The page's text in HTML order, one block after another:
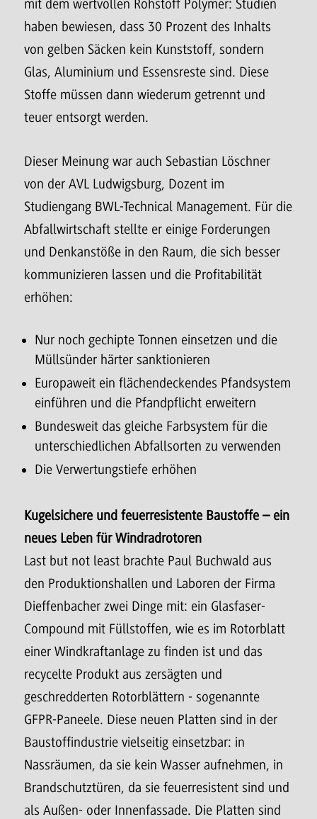
mit dem wertvollen Rohstoff Polymer: Studien
haben bewiesen, dass 30 Prozent des Inhalts
von gelben Säcken kein Kunststoff, sondern
Glas, Aluminium und Essensreste sind. Diese
Stoffe müssen dann wiederum getrennt und
teuer entsorgt werden.
Dieser Meinung war auch Sebastian Löschner
von der AVL Ludwigsburg, Dozent im
Studiengang BWL-Technical Management. Für die
Abfallwirtschaft stellte er einige Forderungen
und Denkanstöße in den Raum, die sich besser
kommunizieren lassen und die Profitabilität
erhöhen:
Nur noch gechipte Tonnen einsetzen und die
Müllsünder härter sanktionieren
Europaweit ein flächendeckendes Pfandsystem
einführen und die Pfandpflicht erweitern
Bundesweit das gleiche Farbsystem für die
unterschiedlichen Abfallsorten zu verwenden
Die Verwertungstiefe erhöhen
Kugelsichere und feuerresistente Baustoffe – ein
neues Leben für Windradrotoren
Last but not least brachte Paul Buchwald aus
den Produktionshallen und Laboren der Firma
Dieffenbacher zwei Dinge mit: ein Glasfaser-
Compound mit Füllstoffen, wie es im Rotorblatt
einer Windkraftanlage zu finden ist und das
recycelte Produkt aus zersägten und
geschredderten Rotorblättern - sogenannte
GFPR-Paneele. Diese neuen Platten sind in der
Baustoffindustrie vielseitig einsetzbar: in
Nassräumen, da sie kein Wasser aufnehmen, in
Brandschutztüren, da sie feuerresistent sind und
als Außen- oder Innenfassade. Die Platten sind